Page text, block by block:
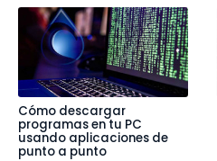
Cómo descargar
programas en tu PC
usando aplicaciones de
punto a punto